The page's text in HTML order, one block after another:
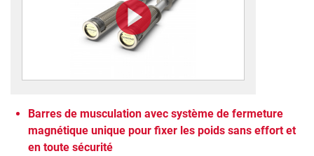
Barres de musculation avec système de fermeture
magnétique unique pour fixer les poids sans effort et
en toute sécurité